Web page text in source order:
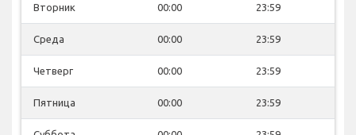
Вторник 00:00 23:59
Среда 00:00 23:59
Четверг 00:00 23:59
Пятница 00:00 23:59